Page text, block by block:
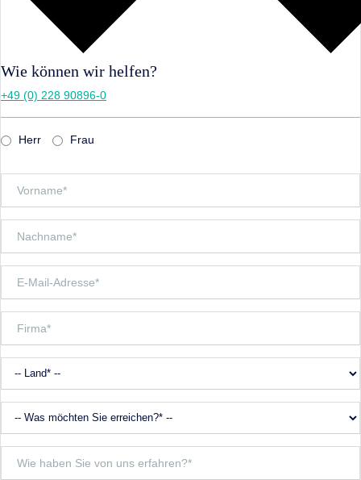
Wie können wir helfen?
+49 (0) 228 90896-0
Herr Frau